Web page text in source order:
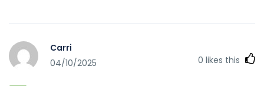
Carri
04/10/2025
0 likes this